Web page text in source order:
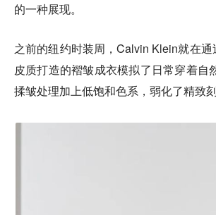
的一种展现。
之前的纽约时装周，Calvin Klein就在
皮质打造的褶皱成衣模拟了日常穿着
揉皱处理加上低饱和色系，弱化了精致刻